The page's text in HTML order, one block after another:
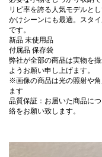
リピ率を誇る人気モデルと
かけシーンにも最適。スタ
です。
新品 未使用品
付属品 保存袋
弊社が全部の商品は実物を
ようお願い申し上げます。
※画像の商品は光の照射や
ます
品質保証：お届いた商品に
絡をお願い致します。